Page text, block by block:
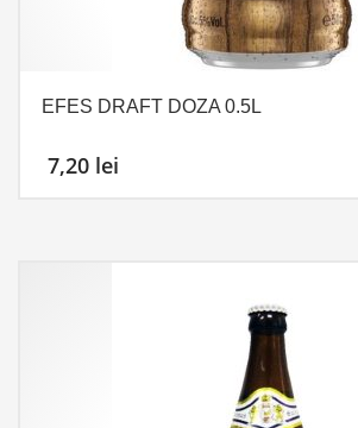
EFES DRAFT DOZA 0.5L
7,20 lei